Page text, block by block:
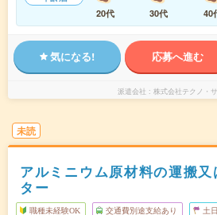
20代
30代 40
気になる! 応募へ進む
派遣会社 株式会社テクノ・
未読
アルミニウム原材料の運搬
ター
職種未経験OK 交通費別途支給あり 土